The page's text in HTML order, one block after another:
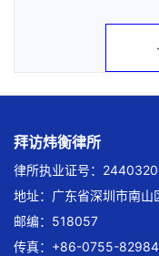
拜访炜衡律所
律所执业证号：
地址：广东省深圳市南
邮编：518057
传真：+86-0755-